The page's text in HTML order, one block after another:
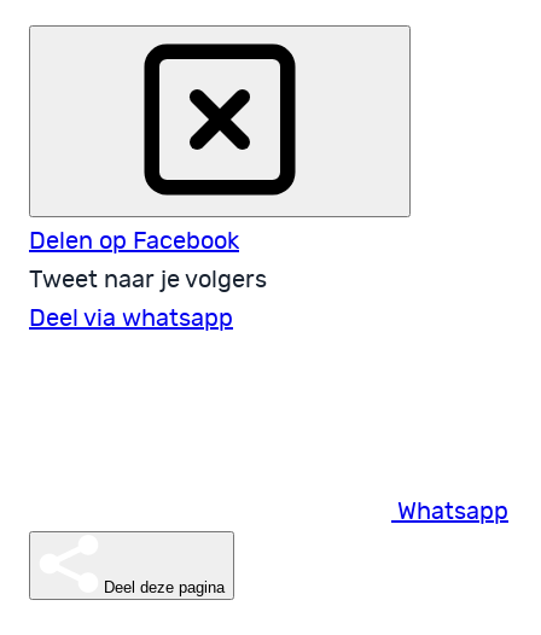
Delen op Facebook
Tweet naar je volgers
Deel via whatsapp
Whatsapp
Deel deze pagina